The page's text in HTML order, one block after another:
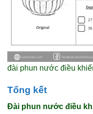
đài phun nước điều
Tổng kết
Đài phun nước điều